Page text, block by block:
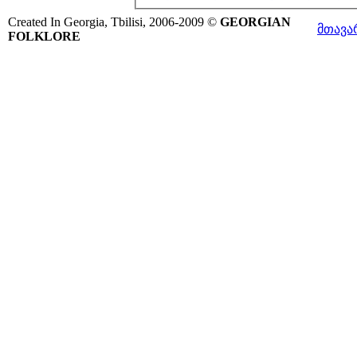
Created In Georgia, Tbilisi, 2006-2009 © GEORGIAN
FOLKLORE